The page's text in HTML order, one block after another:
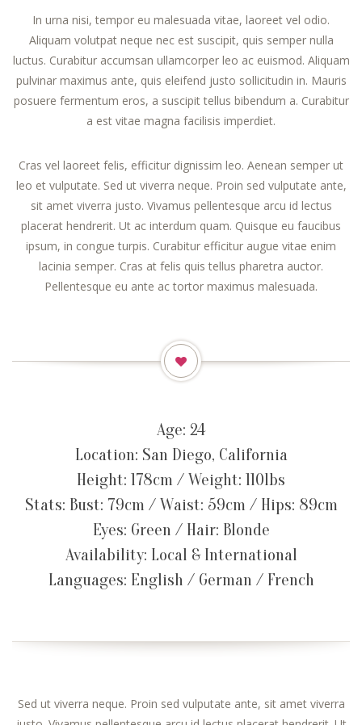
In urna nisi, tempor eu malesuada vitae, laoreet vel odio.
Aliquam volutpat neque nec est suscipit, quis semper nulla
luctus. Curabitur accumsan ullamcorper leo ac euismod. Aliquam
pulvinar maximus ante, quis eleifend justo sollicitudin in. Mauris
posuere fermentum eros, a suscipit tellus bibendum a. Curabitur
a est vitae magna facilisis imperdiet.
Cras vel laoreet felis, efficitur dignissim leo. Aenean semper ut
leo et vulputate. Sed ut viverra neque. Proin sed vulputate ante,
sit amet viverra justo. Vivamus pellentesque arcu id lectus
placerat hendrerit. Ut ac interdum quam. Quisque eu faucibus
ipsum, in congue turpis. Curabitur efficitur augue vitae enim
lacinia semper. Cras at felis quis tellus pharetra auctor.
Pellentesque eu ante ac tortor maximus malesuada.
Age: 24
Location: San Diego, California
Height: 178cm / Weight: 110lbs
Stats: Bust: 79cm / Waist: 59cm / Hips: 89cm
Eyes: Green / Hair: Blonde
Availability: Local & International
Languages: English / German / French
Sed ut viverra neque. Proin sed vulputate ante, sit amet viverra